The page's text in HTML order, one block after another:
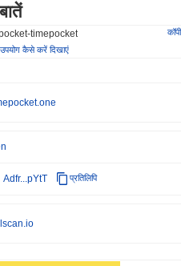
timepocket
कॉपी
कैसे करें दिखाएं
Adfr...pYtT प्रतिलिपि